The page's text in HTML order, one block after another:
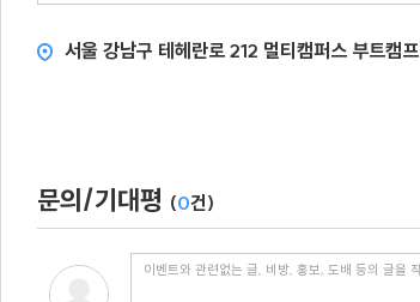
서울 강남구 테헤란로 212 멀티캠퍼스 부트캠프
문의/기대평 (0건)